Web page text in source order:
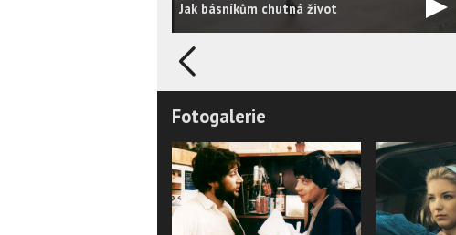
Jak básníkům chutná život
Fotogalerie